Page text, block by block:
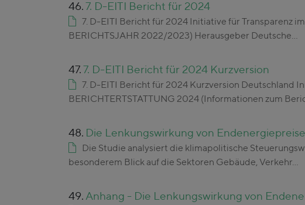
46.7. D-EITI Bericht für 2024
7. D-EITI Bericht für 2024 Initiative für Transparenz
BERICHTSJAHR 2022/2023) Herausgeber Deutsche…
47.7. D-EITI Bericht für 2024 Kurzversion
7. D-EITI Bericht für 2024 Kurzversion Deutschland
BERICHTERTSTATTUNG 2024 (Informationen zum
48. Die Lenkungswirkung von
Die Studie analysiert die klimapolitische
besonderem Blick auf die Sektoren Gebäude, Verkehr…
49. Anhang - Die Lenkungswirkung von